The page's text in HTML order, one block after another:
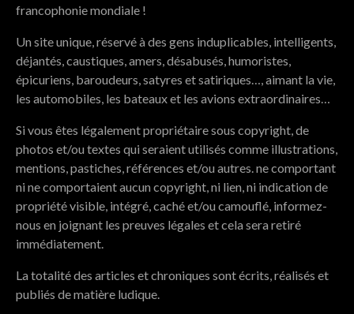
francophonie mondiale !
Un site unique, réservé à des gens induplicables, intelligents,
déjantés, caustiques, amers, désabusés, humoristes,
épicuriens, baroudeurs, satyres et satiriques…, aimant la vie,
les automobiles, les bateaux et les avions extraordinaires…
Si vous êtes légalement propriétaire sous copyright, de
photos et/ou textes qui seraient utilisés comme illustrations,
mentions, pastiches, références et/ou autres. ne comportant
ni ne comportaient aucun copyright, ni lien, ni indication de
propriété visible, intégré, caché et/ou camouflé, informez-
nous en joignant les preuves légales et cela sera retiré
immédiatement.
La totalité des articles et chroniques sont écrits, réalisés et
publiés de matière ludique.